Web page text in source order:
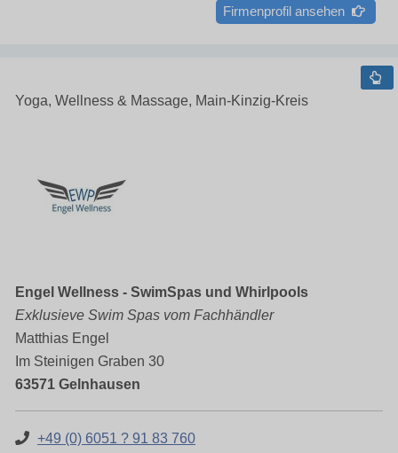
Firmenprofil ansehen
Yoga, Wellness & Massage, Main-Kinzig-Kreis
Engel Wellness - SwimSpas und Whirlpools
Exklusieve Swim Spas vom Fachhändler
Matthias Engel
Im Steinigen Graben 30
63571 Gelnhausen
+49 (0) 6051 ? 91 83 760